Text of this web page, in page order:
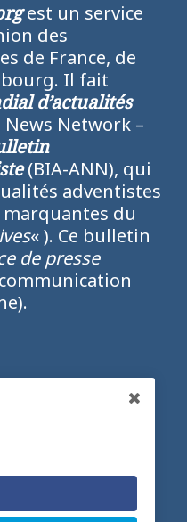
est un service
des
de France, de
Il fait
d’actualités
Network –
(BIA-ANN), qui
adventistes
du
« ). Ce bulletin
de presse